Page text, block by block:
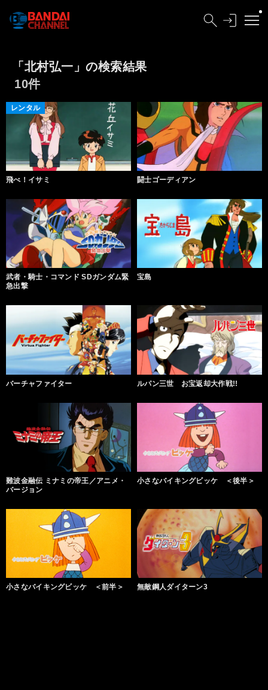
「北村弘一」の検索結果
10件
レンタル
飛べ！イサミ 闘士ゴーディアン
武者・騎士・コマンド SDガンダム緊
急出撃
宝島
バーチャファイター ルパン三世 お宝返却大作戦!!
難波金融伝 ミナミの帝王／アニメ・
バージョン
小さなバイキングビッケ ＜後半＞
小さなバイキングビッケ ＜前半＞ 無敵鋼人ダイターン3